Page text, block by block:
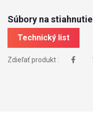
Súbory na stiahnutie
Technický list
Zdieľať produkt :